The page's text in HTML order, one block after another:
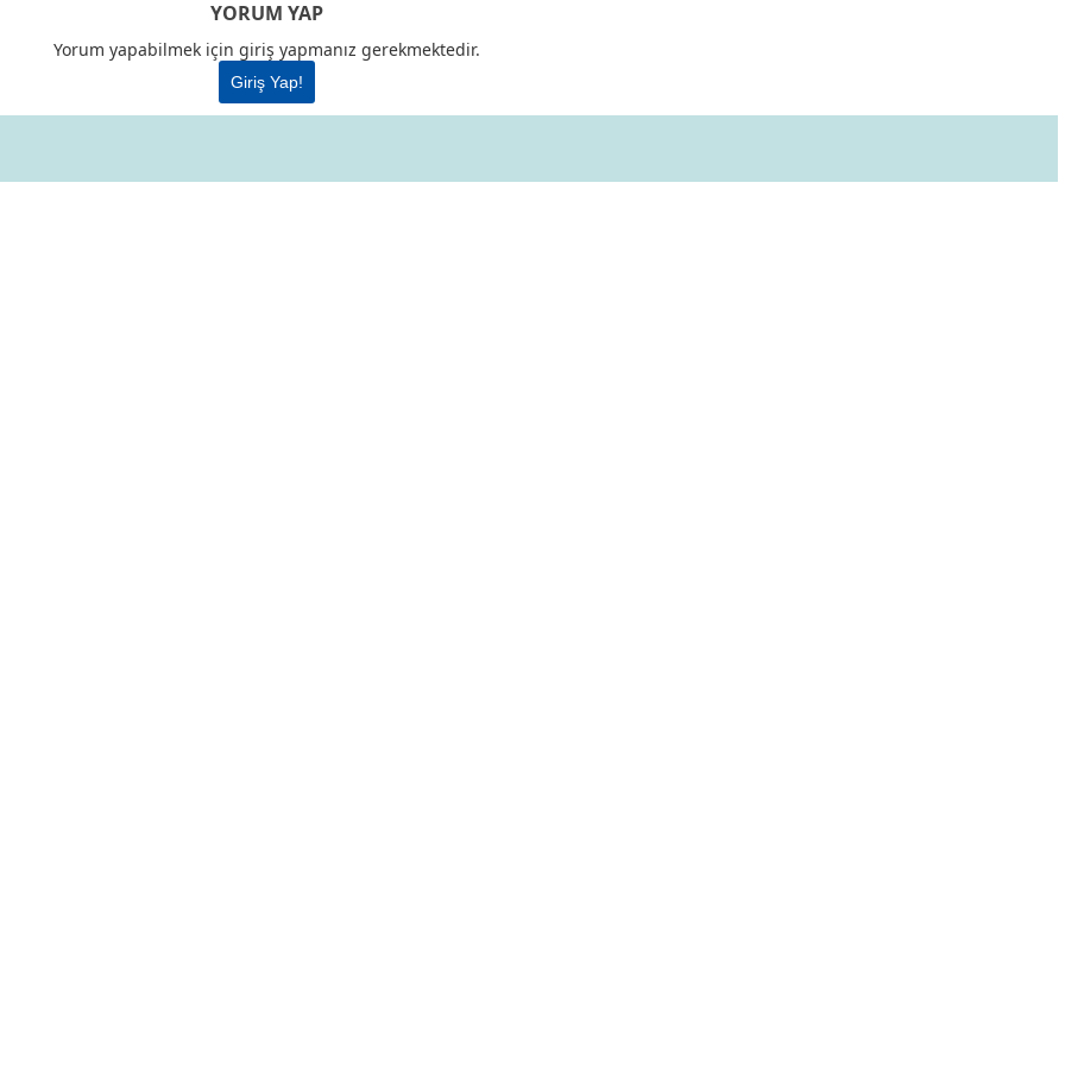
YORUM YAP
Yorum yapabilmek için giriş yapmanız gerekmektedir.
Giriş Yap!